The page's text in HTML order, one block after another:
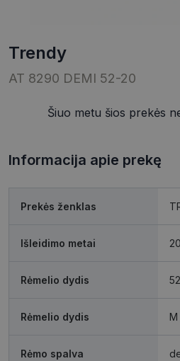
trendy
AT 8290 DEMI 52-20
Šiuo metu šios prekės
Informacija apie prekę
Prekės ženklas
Išleidimo metai
Rėmelio dydis
Rėmelio dydis M
Rėmo spalva